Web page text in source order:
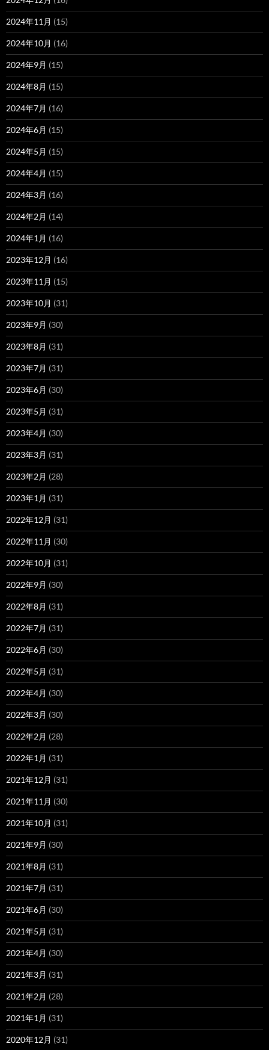
2024年11月 (15)
2024年10月 (16)
2024年9月 (15)
2024年8月 (15)
2024年7月 (16)
2024年6月 (15)
2024年5月 (15)
2024年4月 (15)
2024年3月 (16)
2024年2月 (14)
2024年1月 (16)
2023年12月 (16)
2023年11月 (15)
2023年10月 (31)
2023年9月 (30)
2023年8月 (31)
2023年7月 (31)
2023年6月 (30)
2023年5月 (31)
2023年4月 (30)
2023年3月 (31)
2023年2月 (28)
2023年1月 (31)
2022年12月 (31)
2022年11月 (30)
2022年10月 (31)
2022年9月 (30)
2022年8月 (31)
2022年7月 (31)
2022年6月 (30)
2022年5月 (31)
2022年4月 (30)
2022年3月 (30)
2022年2月 (28)
2022年1月 (31)
2021年12月 (31)
2021年11月 (30)
2021年10月 (31)
2021年9月 (30)
2021年8月 (31)
2021年7月 (31)
2021年6月 (30)
2021年5月 (31)
2021年4月 (30)
2021年3月 (31)
2021年2月 (28)
2021年1月 (31)
2020年12月 (31)